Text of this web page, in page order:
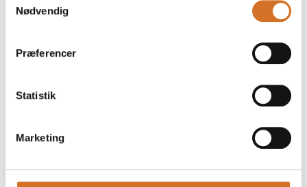
Nødvendig
Præferencer
Statistik
Marketing
Vil du udstille i 2028?
Foodexpo er for dig, der lever for og arbejder
professionelt med mad, og som vil have føling med